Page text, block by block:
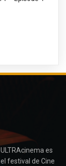
ULTRAcinema es
el festival de Cine